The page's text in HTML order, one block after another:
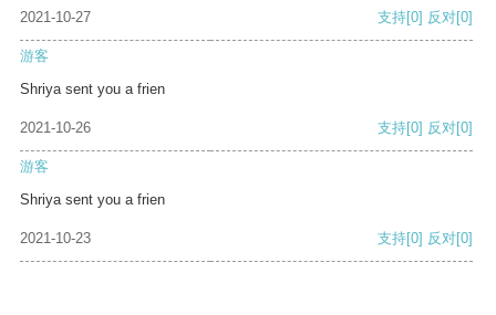
2021-10-27 支持[0] 反对[0]
游客
Shriya sent you a frien
2021-10-26 支持[0] 反对[0]
游客
Shriya sent you a frien
2021-10-23 支持[0] 反对[0]